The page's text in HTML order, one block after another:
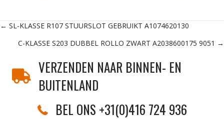
Posts
navigation
← SL-KLASSE R107 STUURSLOT GEBRUIKT A1074620130
C-KLASSE S203 DUBBEL ROLLO ZWART A2038600175 9051 →
VERZENDEN NAAR BINNEN- EN
BUITENLAND
BEL ONS +31(0)416 724 936